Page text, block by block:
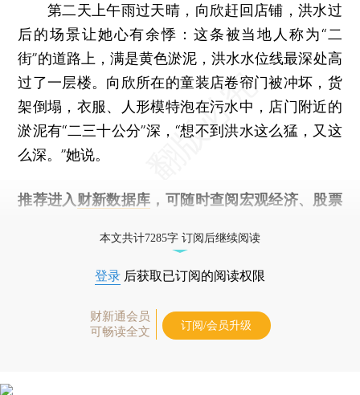
第二天上午雨过天晴，向欣赶回店铺，洪水过
后的场景让她心有余悸：这条被当地人称为“二
街”的道路上，满是黄色淤泥，洪水水位线最深处高
过了一层楼。向欣所在的童装店卷帘门被冲坏，货
架倒塌，衣服、人形模特泡在污水中，店门附近的
淤泥有“二三十公分”深，“想不到洪水这么猛，又这
么深。”她说。
推荐进入 财新数据库 ，可随时查阅宏观经济、股票
本文共计7285字 订阅后继续阅读
登录 后获取已订阅的阅读权限
财新通会员
可畅读全文
订阅/会员升级